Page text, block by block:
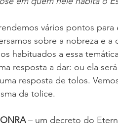
vários pontos
sobre a nobreza e
habituados a essa
resposta a dar: ou ela
resposta de tolos.
da tolice.
– um decreto do